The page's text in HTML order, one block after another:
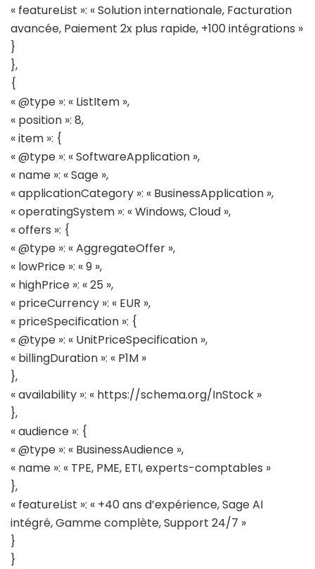
« featureList »: « Solution internationale, Facturation
avancée, Paiement 2x plus rapide, +100 intégrations »
}
},
{
« @type »: « ListItem »,
« position »: 8,
« item »: {
« @type »: « SoftwareApplication »,
« name »: « Sage »,
« applicationCategory »: « BusinessApplication »,
« operatingSystem »: « Windows, Cloud »,
« offers »: {
« @type »: « AggregateOffer »,
« lowPrice »: « 9 »,
« highPrice »: « 25 »,
« priceCurrency »: « EUR »,
« priceSpecification »: {
« @type »: « UnitPriceSpecification »,
« billingDuration »: « P1M »
},
« availability »: « https://schema.org/InStock »
},
« audience »: {
« @type »: « BusinessAudience »,
« name »: « TPE, PME, ETI, experts-comptables »
},
« featureList »: « +40 ans d’expérience, Sage AI
intégré, Gamme complète, Support 24/7 »
}
}